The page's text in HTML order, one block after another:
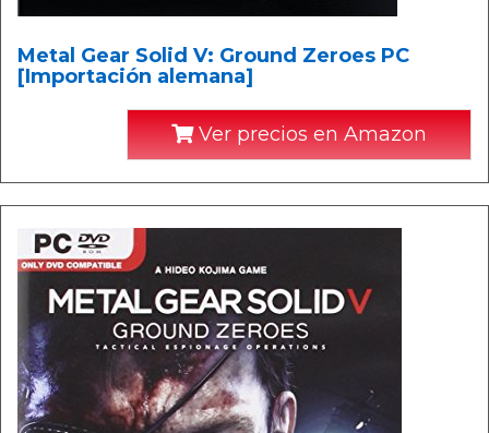
Metal Gear Solid V: Ground Zeroes PC
[Importación alemana]
Ver precios en Amazon